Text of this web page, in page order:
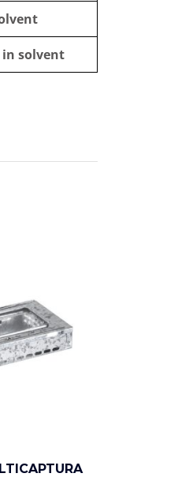
in solvent